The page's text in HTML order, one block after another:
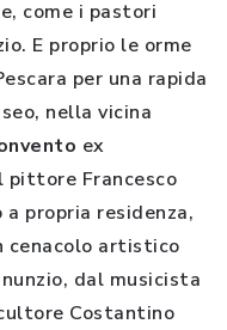
come i pastori
E proprio le orme
per una rapida
nella vicina
ex
pittore Francesco
propria residenza,
cenacolo artistico
dal musicista
Costantino